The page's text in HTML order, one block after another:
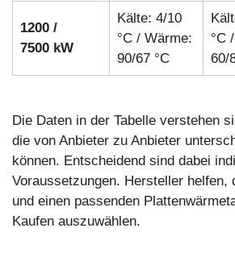
1200 /
7500 kW
Kälte: 4/10
°C / Wärme:
90/67 °C
°C
60/
Die Daten in der Tabelle verstehen
die von Anbieter zu Anbieter
können. Entscheidend sind dabei
Voraussetzungen. Hersteller helfen,
und einen passenden
Kaufen auszuwählen.